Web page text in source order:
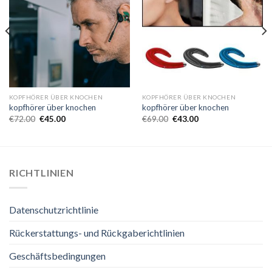
KOPFHÖRER ÜBER KNOCHEN
kopfhörer über knochen
€72.00 €45.00
KOPFHÖRER ÜBER KNOCHEN
kopfhörer über knochen
€69.00 €43.00
RICHTLINIEN
Datenschutzrichtlinie
Rückerstattungs- und Rückgaberichtlinien
Geschäftsbedingungen